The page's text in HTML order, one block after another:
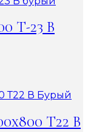
Т-23 В
Т22 В